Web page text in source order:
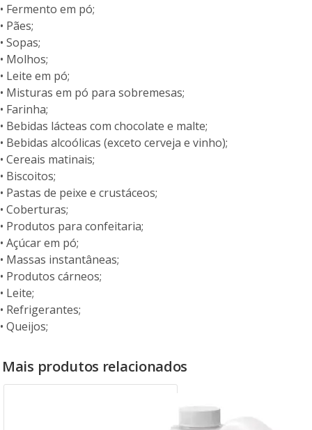
• Fermento em pó;
• Pães;
• Sopas;
• Molhos;
• Leite em pó;
• Misturas em pó para sobremesas;
• Farinha;
• Bebidas lácteas com chocolate e malte;
• Bebidas alcoólicas (exceto cerveja e vinho);
• Cereais matinais;
• Biscoitos;
• Pastas de peixe e crustáceos;
• Coberturas;
• Produtos para confeitaria;
• Açúcar em pó;
• Massas instantâneas;
• Produtos cárneos;
• Leite;
• Refrigerantes;
• Queijos;
Mais produtos relacionados